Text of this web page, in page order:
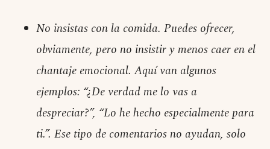
No insistas con la comida. Puedes ofrecer,
obviamente, pero no insistir y menos caer en el
chantaje emocional. Aquí van algunos
ejemplos: “¿De verdad me lo vas a
despreciar?”, “Lo he hecho especialmente para
ti.”. Ese tipo de comentarios no ayudan, solo